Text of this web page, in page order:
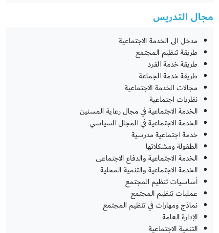
مجال التدريس
مدخل الى الخدمة الاجتماعية
طريقة تنظيم المجتمع
طريقة خدمة الفرد
طريقة خدمة الجماعة
مجالات الخدمة الاجتماعية
نظريات اجتماعية
الخدمة الاجتماعية في مجال رعاية المسنين
الخدمة الاجتماعية في المجال السياسي
خدمة اجتماعية مدرسية
الطفولة ومشكلاتها
الخدمة الاجتماعية والدفاع الاجتماعى
الخدمة الاجتماعية والتنمية المحلية
أساسيات تنظيم المجتمع
عمليات تنظيم المجتمع
نماذج ومهارات في تنظيم المجتمع
الإدارة العامة
التنمية الاجتماعية